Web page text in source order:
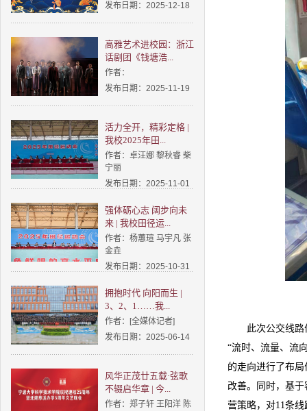
发布日期：2025-12-18
高雅艺术进校园：浙江
话剧团《钱塘浩...
作者：
发布日期：2025-11-19
活力全开，精彩定格 |
我校2025年田...
作者：卓汪娜 黎秋睿 柴
宁丽
发布日期：2025-11-01
强体砺心志 阔步向未
来 | 我校田径运...
作者：杨蕙瑄 马宇凡 张
金垚
发布日期：2025-10-31
拥抱时代 向阳而生 |
3、2、1……我...
作者：[全媒体记者]
发布日期：2025-06-14
风华正茂廿五载·弦歌
不辍启华章 | 今...
作者：郑子轩 王阳洋 陈
此次公交线
“流时、流量、流
的走向进行了布
改善。同时，基
营策略，对11条